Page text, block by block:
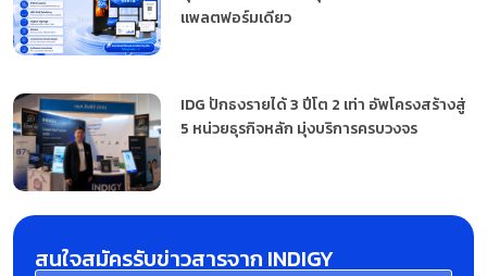
แพลตฟอร์มเดียว
IDG ปักธงรายได้ 3 ปีโต 2 เท่า อัพโครงสร้างสู่
5 หน่วยธุรกิจหลัก มุ่งบริการครบวงจร
สนใจสมัครรับข่าวสารจาก INDIGY